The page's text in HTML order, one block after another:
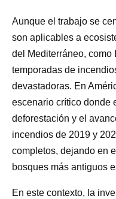
Aunque el trabajo se
son aplicables a
del Mediterráneo, como
temporadas de
devastadoras. En
escenario crítico donde
deforestación y el
incendios de 2019 y
completos, dejando en
bosques más antiguos
En este contexto, la